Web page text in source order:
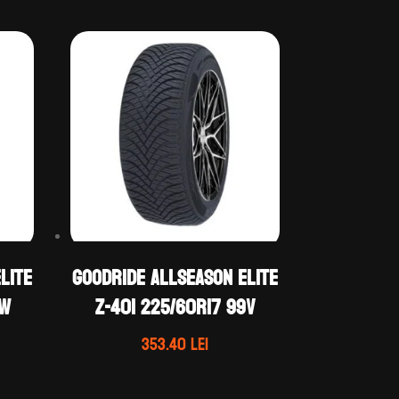
GOODRIDE ALLSEASON ELITE
Z-401 225/60R17 99V
353.40lei